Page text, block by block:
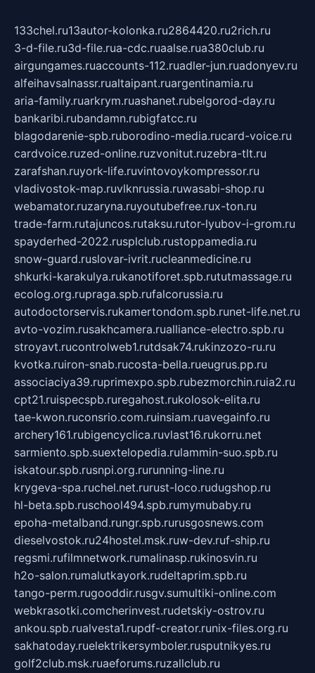
133chel.ru13autor-kolonka.ru2864420.ru2rich.ru
3-d-file.ru3d-file.rua-cdc.ruaalse.rua380club.ru
airgungames.ruaccounts-112.ruadler-jun.ruadonyev.ru
alfeihavsalnassr.rualtaipant.ruargentinamia.ru
aria-family.ruarkrym.ruashanet.rubelgorod-day.ru
bankaribi.rubandamn.rubigfatcc.ru
blagodarenie-spb.ruborodino-media.rucard-voice.ru
cardvoice.ruzed-online.ruzvonitut.ruzebra-tlt.ru
zarafshan.ruyork-life.ruvintovoykompressor.ru
vladivostok-map.ruvlknrussia.ruwasabi-shop.ru
webamator.ruzaryna.ruyoutubefree.rux-ton.ru
trade-farm.rutajuncos.rutaksu.rutor-lyubov-i-grom.ru
spayderhed-2022.rusplclub.rustoppamedia.ru
snow-guard.ruslovar-ivrit.rucleanmedicine.ru
shkurki-karakulya.rukanotiforet.spb.rututmassage.ru
ecolog.org.rupraga.spb.rufalcorussia.ru
autodoctorservis.rukamertondom.spb.runet-life.net.ru
avto-vozim.rusakhcamera.rualliance-electro.spb.ru
stroyavt.rucontrolweb1.rutdsak74.rukinzozo-ru.ru
kvotka.ruiron-snab.rucosta-bella.rueugrus.pp.ru
associaciya39.ruprimexpo.spb.rubezmorchin.ruia2.ru
cpt21.ruispecspb.ruregahost.rukolosok-elita.ru
tae-kwon.ruconsrio.com.ruinsiam.ruavegainfo.ru
archery161.rubigencyclica.ruvlast16.rukorru.net
sarmiento.spb.suextelopedia.rulammin-suo.spb.ru
iskatour.spb.rusnpi.org.rurunning-line.ru
krygeva-spa.ruchel.net.rurust-loco.rudugshop.ru
hl-beta.spb.ruschool494.spb.rumymubaby.ru
epoha-metalband.rungr.spb.rurusgosnews.com
dieselvostok.ru24hostel.msk.ruw-dev.ruf-ship.ru
regsmi.rufilmnetwork.rumalinasp.rukinosvin.ru
h2o-salon.rumalutkayork.rudeltaprim.spb.ru
tango-perm.rugooddir.rusgv.sumultiki-online.com
webkrasotki.comcherinvest.rudetskiy-ostrov.ru
ankou.spb.rualvesta1.rupdf-creator.runix-files.org.ru
sakhatoday.ruelektrikersymboler.rusputnikyes.ru
golf2club.msk.ruaeforums.ruzallclub.ru